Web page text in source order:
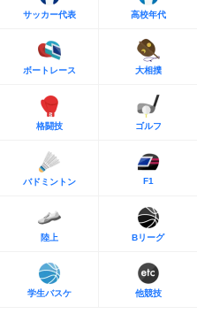
サッカー代表 高校年代
ボートレース 大相撲
格闘技 ゴルフ
バドミントン F1
陸上 Bリーグ
学生バスケ 他競技